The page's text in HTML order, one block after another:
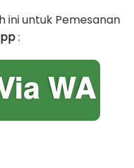
ini untuk Pemesanan
: